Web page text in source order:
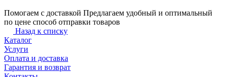
Помогаем с доставкой Предлагаем удобный и оптимальный
по цене способ отправки товаров
Назад к списку
Каталог
Услуги
Оплата и доставка
Гарантия и возврат